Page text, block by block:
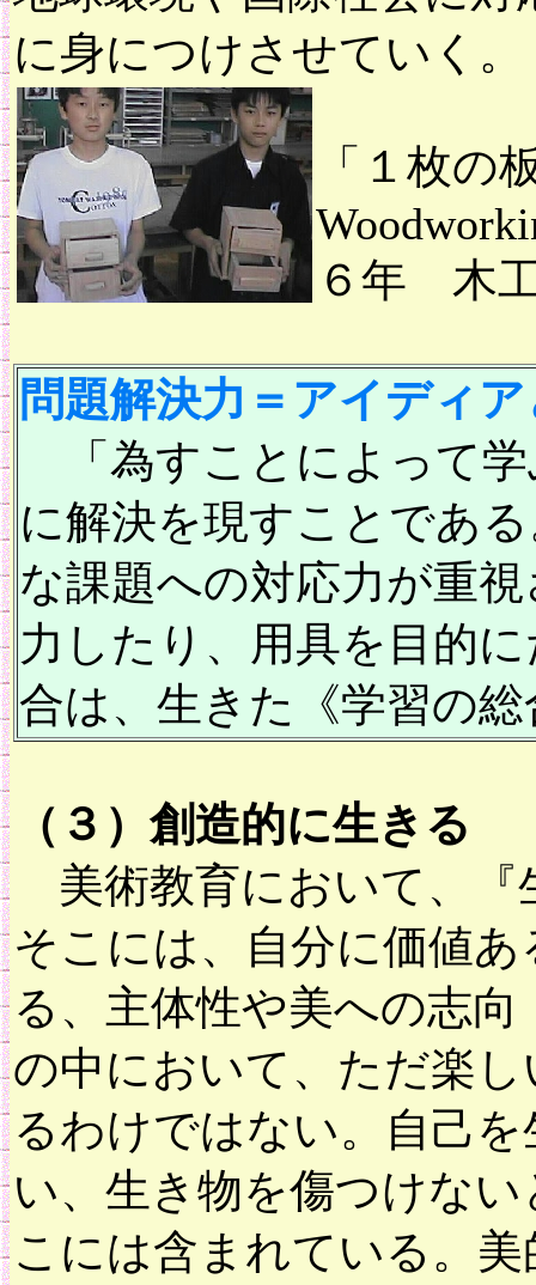
に身につけさせていく。
「１枚の
６年 木
問題解決力＝アイディ
「為すことによって学
に解決を現すことであ
な課題への対応力が重
力したり、用具を目的
合は、生きた《学習の
（３）創造的に生きる
美術教育において、『
そこには、自分に価値
る、主体性や美への志
の中において、ただ楽
るわけではない。自己
い、生き物を傷つけな
こには含まれている。